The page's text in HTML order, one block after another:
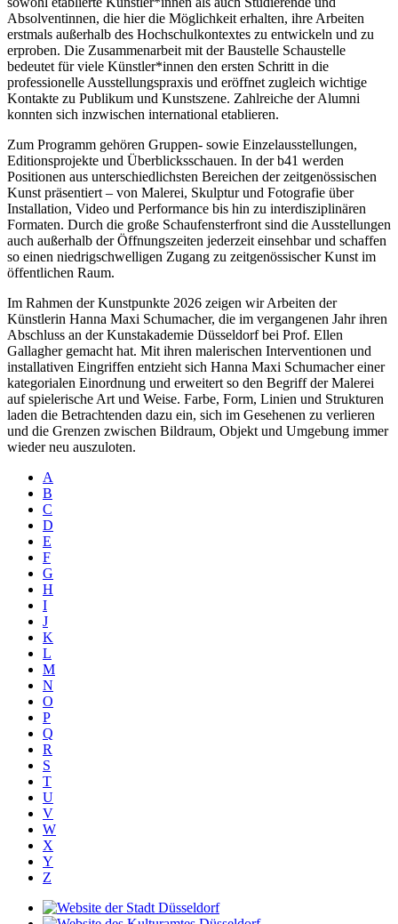
Absolventinnen, die hier die Möglichkeit erhalten, ihre Arbeiten
erstmals außerhalb des Hochschulkontextes zu entwickeln und zu
erproben. Die Zusammenarbeit mit der Baustelle Schaustelle
bedeutet für viele Künstler*innen den ersten Schritt in die
professionelle Ausstellungspraxis und eröffnet zugleich wichtige
Kontakte zu Publikum und Kunstszene. Zahlreiche der Alumni
konnten sich inzwischen international etablieren.
Zum Programm gehören Gruppen- sowie Einzelausstellungen,
Editionsprojekte und Überblicksschauen. In der b41 werden
Positionen aus unterschiedlichsten Bereichen der zeitgenössischen
Kunst präsentiert – von Malerei, Skulptur und Fotografie über
Installation, Video und Performance bis hin zu interdisziplinären
Formaten. Durch die große Schaufensterfront sind die Ausstellungen
auch außerhalb der Öffnungszeiten jederzeit einsehbar und schaffen
so einen niedrigschwelligen Zugang zu zeitgenössischer Kunst im
öffentlichen Raum.
Im Rahmen der Kunstpunkte 2026 zeigen wir Arbeiten der
Künstlerin Hanna Maxi Schumacher, die im vergangenen Jahr ihren
Abschluss an der Kunstakademie Düsseldorf bei Prof. Ellen
Gallagher gemacht hat. Mit ihren malerischen Interventionen und
installativen Eingriffen entzieht sich Hanna Maxi Schumacher einer
kategorialen Einordnung und erweitert so den Begriff der Malerei
auf spielerische Art und Weise. Farbe, Form, Linien und Strukturen
laden die Betrachtenden dazu ein, sich im Gesehenen zu verlieren
und die Grenzen zwischen Bildraum, Objekt und Umgebung immer
wieder neu auszuloten.
A
B
C
D
E
F
G
H
I
J
K
L
M
N
O
P
Q
R
S
T
U
V
W
X
Y
Z